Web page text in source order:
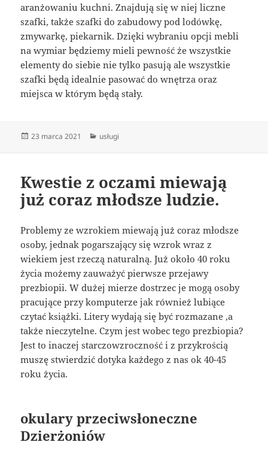
aranżowaniu kuchni. Znajdują się w niej liczne
szafki, także szafki do zabudowy pod lodówkę,
zmywarkę, piekarnik. Dzięki wybraniu opcji mebli
na wymiar będziemy mieli pewność że wszystkie
elementy do siebie nie tylko pasują ale wszystkie
szafki będą idealnie pasować do wnętrza oraz
miejsca w którym będą stały.
Data
23 marca 2021 Kategorie
usługi
Kwestie z oczami miewają
już coraz młodsze ludzie.
Problemy ze wzrokiem miewają już coraz młodsze
osoby, jednak pogarszający się wzrok wraz z
wiekiem jest rzeczą naturalną. Już około 40 roku
życia możemy zauważyć pierwsze przejawy
prezbiopii. W dużej mierze dostrzec je mogą osoby
pracujące przy komputerze jak również lubiące
czytać książki. Litery wydają się być rozmazane ,a
także nieczytelne. Czym jest wobec tego prezbiopia?
Jest to inaczej starczowzroczność i z przykrością
muszę stwierdzić dotyka każdego z nas ok 40-45
roku życia.
okulary przeciwsłoneczne
Dzierżoniów